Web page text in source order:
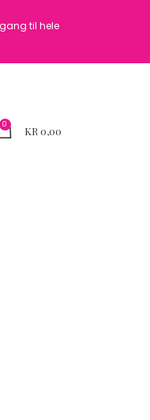
til hele
0 KR 0,00